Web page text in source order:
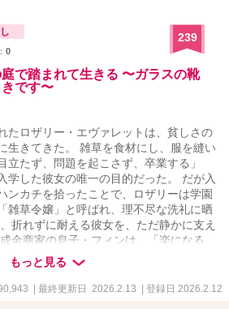
0
239
で踏まれて生きる 〜ガラスの靴
です〜
たロザリー・エヴァレットは、貧しさの
生きてきた。 雑草を食材にし、服を縫い
立たず、問題を起こさず、卒業する」
した彼女の唯一の目的だった。 だが入
ンカチを拾ったことで、ロザリーは学園
雑草令嬢」と呼ばれ、理不尽な洗礼に晒
折れずに耐える彼女を、ただ静かに支え
金商家の息子・フィンは、「楽になる
それでも決して手を離さない。 さらに彼
とし、軽薄な仮面を被るノア。そして、
ることで秩序を守ろうとする、レオンハ
もっと見る
| 最終更新日 2026.2.13 | 登録日 2026.2.12